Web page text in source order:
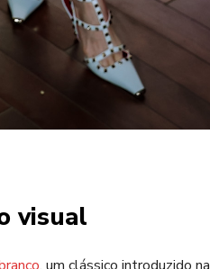
visual
, um clássico introduzido